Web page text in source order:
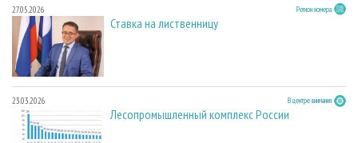
27.05.2026 Регион номера
Ставка на лиственницу
23.03.2026 В центре внимания
Лесопромышленный комплекс России